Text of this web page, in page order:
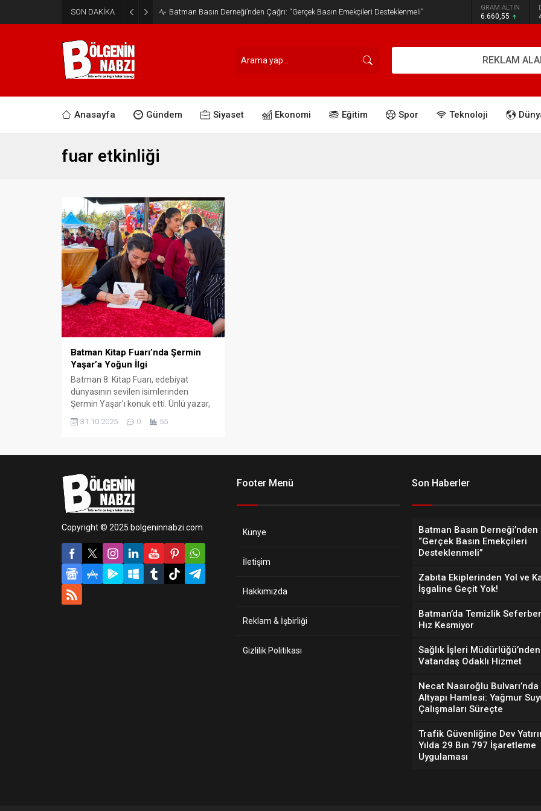
SON DAKİKA Batman Basın Derneği’nden Çağrı: “Gerçek Basın Emekçileri Desteklenmeli” GRAM ALTIN
6.660,55
REKLAM
Anasayfa Gündem Siyaset Ekonomi Eğitim Spor Teknoloji
fuar etkinliği
Batman Kitap Fuarı’nda Şermin
Yaşar’a Yoğun İlgi
Batman 8. Kitap Fuarı, edebiyat
dünyasının sevilen isimlerinden
Şermin Yaşar’ı konuk etti. Ünlü yazar,
kitaplarını tek tek imzaladı.
31.10.2025 0 55
Copyright © 2025 bolgeninnabzi.com
Footer Menü
Künye
İletişim
Hakkımızda
Reklam & İşbirliği
Gizlilik Politikası
Son Haberler
Batman Basın Derneği’nden
“Gerçek Basın Emekçileri
Desteklenmeli”
Zabıta Ekiplerinden Yol ve
İşgaline Geçit Yok!
Batman’da Temizlik
Hız Kesmiyor
Sağlık İşleri Müdürlüğü’nden
Vatandaş Odaklı Hizmet
Necat Nasıroğlu Bulvarı’nda
Altyapı Hamlesi: Yağmur
Çalışmaları Süreçte
Trafik Güvenliğine Dev
Yılda 29 Bın 797 İşaretleme
Uygulaması